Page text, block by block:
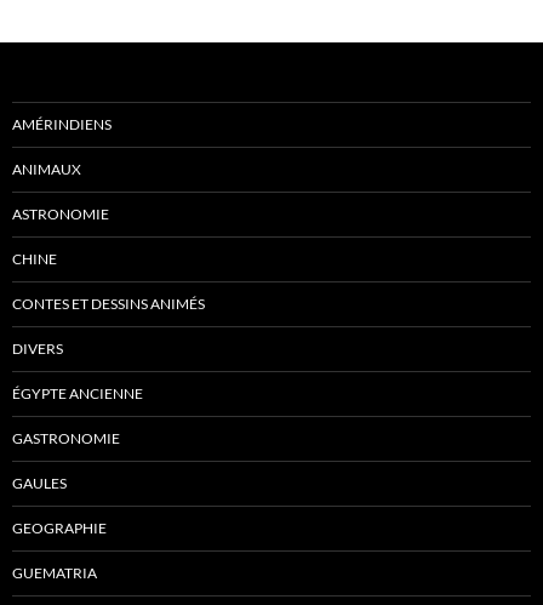
AMÉRINDIENS
ANIMAUX
ASTRONOMIE
CHINE
CONTES ET DESSINS ANIMÉS
DIVERS
ÉGYPTE ANCIENNE
GASTRONOMIE
GAULES
GEOGRAPHIE
GUEMATRIA